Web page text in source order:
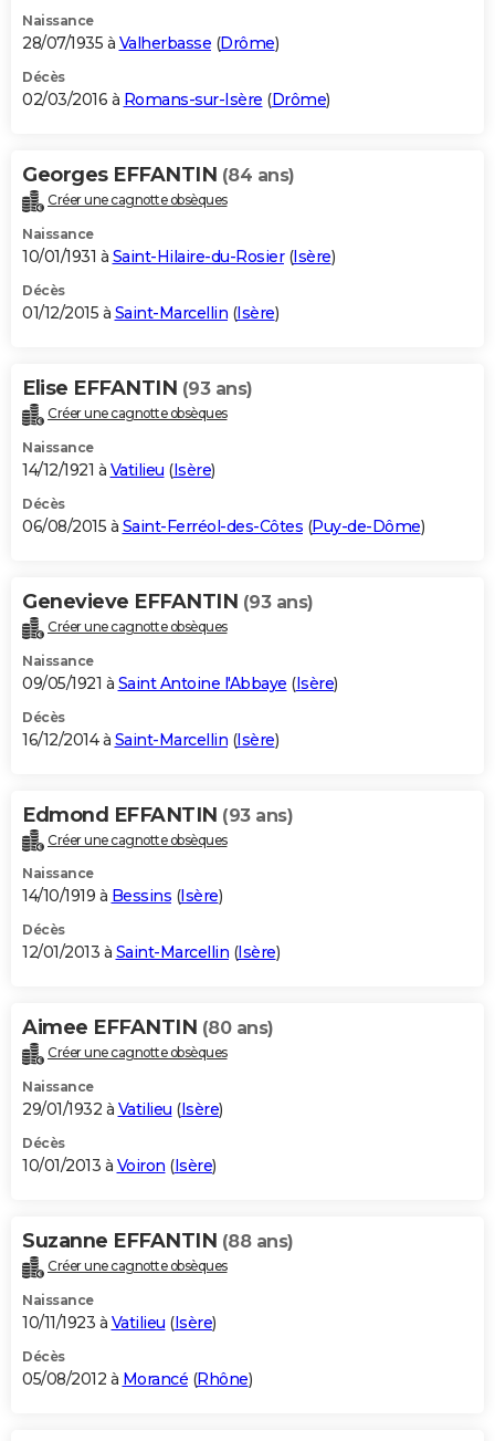
Naissance
28/07/1935 à Valherbasse (Drôme)
Décès
02/03/2016 à Romans-sur-Isère (Drôme)
Georges EFFANTIN (84 ans)
Créer une cagnotte obsèques
Naissance
10/01/1931 à Saint-Hilaire-du-Rosier(Isère)
Décès
01/12/2015 à Saint-Marcellin (Isère)
Elise EFFANTIN (93 ans)
Créer une cagnotte obsèques
Naissance
14/12/1921 à Vatilieu (Isère)
Décès
06/08/2015 à Saint-Ferréol-des-Côtes (Puy-de-Dôme)
Genevieve EFFANTIN (93 ans)
Créer une cagnotte obsèques
Naissance
09/05/1921 à Saint Antoine l'Abbaye (Isère)
Décès
16/12/2014 à Saint-Marcellin (Isère)
Edmond EFFANTIN (93 ans)
Créer une cagnotte obsèques
Naissance
14/10/1919 à Bessins (Isère)
Décès
12/01/2013 à Saint-Marcellin (Isère)
Aimee EFFANTIN (80 ans)
Créer une cagnotte obsèques
Naissance
29/01/1932 à Vatilieu (Isère)
Décès
10/01/2013 à Voiron (Isère)
Suzanne EFFANTIN (88 ans)
Créer une cagnotte obsèques
Naissance
10/11/1923 à Vatilieu (Isère)
Décès
05/08/2012 à Morancé (Rhône)